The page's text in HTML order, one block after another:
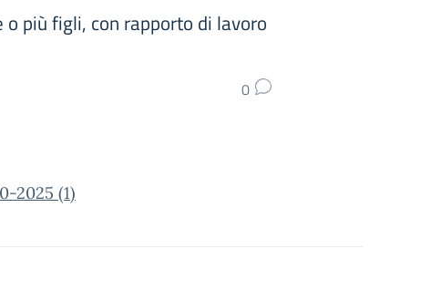
più figli, con rapporto di lavoro
0
2025 (1)